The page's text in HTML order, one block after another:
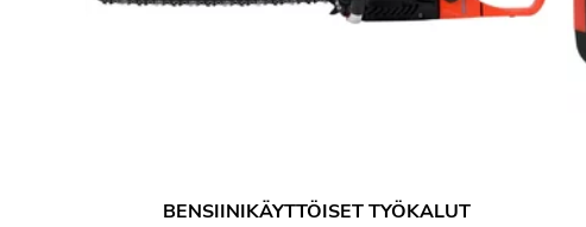
BENSIINIKÄYTTÖISET TYÖKALUT